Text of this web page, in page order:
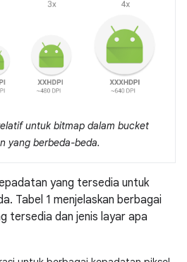
untuk bitmap dalam bucket
yang berbeda-beda.
yang tersedia untuk
Tabel 1 menjelaskan berbagai
tersedia dan jenis layar apa